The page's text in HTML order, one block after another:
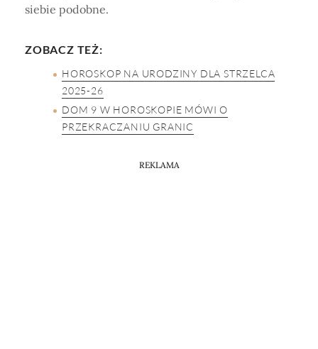
siebie podobne.
ZOBACZ TEŻ:
HOROSKOP NA URODZINY DLA STRZELCA
2025-26
DOM 9 W HOROSKOPIE MÓWI O
PRZEKRACZANIU GRANIC
REKLAMA